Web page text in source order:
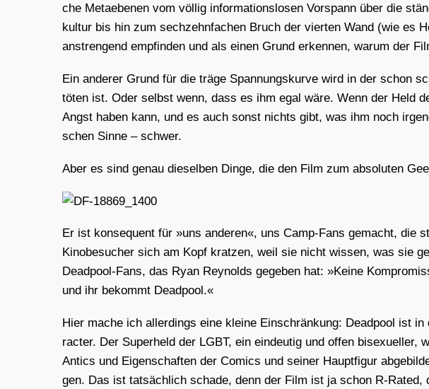
che Meta­ebe­nen vom völ­lig infor­ma­ti­ons­lo­sen Vor­spann über die
kul­tur bis hin zum sech­zehn­fa­chen Bruch der vier­ten Wand (wie es
anstren­gend emp­fin­den und als einen Grund erken­nen, war­um der
Ein ande­rer Grund für die trä­ge Span­nungs­kur­ve wird in der schon
töten ist. Oder selbst wenn, dass es ihm egal wäre. Wenn der Held
Angst haben kann, und es auch sonst nichts gibt, was ihm noch
schen Sin­ne – schwer.
Aber es sind genau die­sel­ben Din­ge, die den Film zum abso­lu­ten
Er ist kon­se­quent für »uns ande­ren«, uns Camp-Fans gemacht, die
Kino­be­su­cher sich am Kopf krat­zen, weil sie nicht wis­sen, was sie
Dead­pool-Fans, das Ryan Rey­nolds gege­ben hat: »Kei­ne
und ihr bekommt Dead­pool.«
Hier mache ich aller­dings eine klei­ne Ein­schrän­kung: Dead­pool ist
rac­ter. Der Super­held der LGBT, ein ein­deu­tig und offen
Anti­cs und Eigen­schaf­ten der Comics und sei­ner Haupt­fi­gur
gen. Das ist tat­säch­lich scha­de, denn der Film ist ja schon